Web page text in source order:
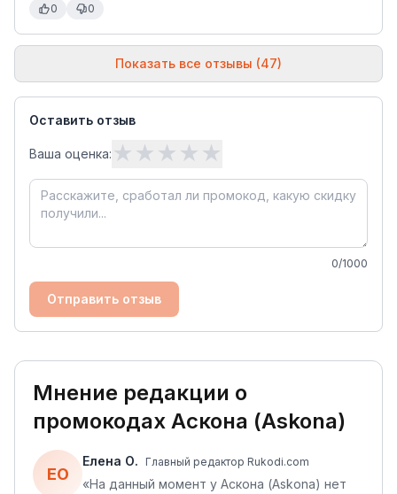
0 0
Показать все отзывы (47)
Оставить отзыв
Ваша оценка: ★ ★ ★ ★ ★
0/1000
Отправить отзыв
Мнение редакции о
промокодах Аскона (Askona)
ЕО
Елена О. Главный редактор Rukodi.com
«На данный момент у Аскона (Askona) нет